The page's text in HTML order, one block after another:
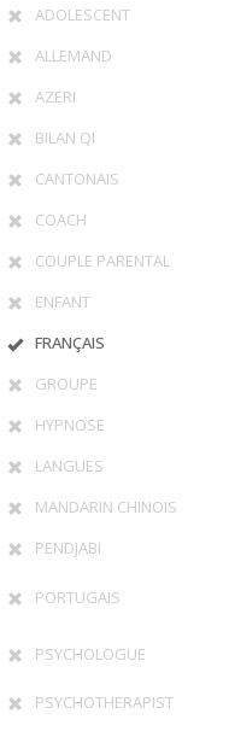
ADOLESCENT
ALLEMAND
AZERI
BILAN QI
CANTONAIS
COACH
COUPLE PARENTAL
ENFANT
FRANÇAIS
GROUPE
HYPNOSE
LANGUES
MANDARIN CHINOIS
PENDJABI
PORTUGAIS
PSYCHOLOGUE
PSYCHOTHERAPIST